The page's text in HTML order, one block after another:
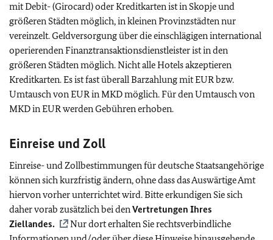
mit Debit- (Girocard) oder Kreditkarten ist in Skopje und
größeren Städten möglich, in kleinen Provinzstädten nur
vereinzelt. Geldversorgung über die einschlägigen international
operierenden Finanztransaktionsdienstleister ist in den
größeren Städten möglich. Nicht alle Hotels akzeptieren
Kreditkarten. Es ist fast überall Barzahlung mit EUR bzw.
Umtausch von EUR in MKD möglich. Für den Umtausch von
MKD in EUR werden Gebühren erhoben.
Einreise und Zoll
Einreise- und Zollbestimmungen für deutsche Staatsangehörige
können sich kurzfristig ändern, ohne dass das Auswärtige Amt
hiervon vorher unterrichtet wird. Bitte erkundigen Sie sich
daher vorab zusätzlich bei denVertretungen Ihres
Ziellandes.
Nur dort erhalten Sie rechtsverbindliche